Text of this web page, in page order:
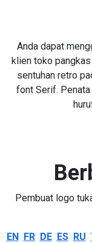
Anda dapat
klien toko pangkas
sentuhan retro
font Serif.
Pembuat logo
EN FR DE ES RU